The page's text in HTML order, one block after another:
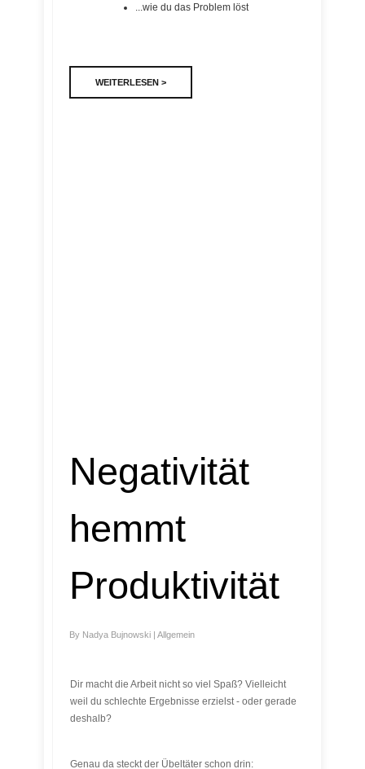
...wie du das Problem löst
WEITERLESEN >
Negativität
hemmt
Produktivität
By Nadya Bujnowski | Allgemein
Dir macht die Arbeit nicht so viel Spaß? Vielleicht
weil du schlechte Ergebnisse erzielst - oder gerade
deshalb?
Genau da steckt der Übeltäter schon drin: